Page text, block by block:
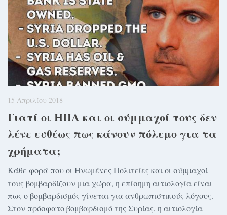
15 Απριλίου 2018
Γιατί οι ΗΠΑ και οι σύμμαχοί τους δεν
λένε ευθέως πως κάνουν πόλεμο για τα
χρήματα;
Κάθε φορά που οι Ηνωμένες Πολιτείες και οι σύμμαχοί
τους βομβαρδίζουν μια χώρα, η επίσημη αιτιολογία είναι
πως ο βομβαρδισμός γίνεται για ανθρωπιστικούς λόγους.
Στον πρόσφατο βομβαρδισμό της Συρίας, η αιτιολογία